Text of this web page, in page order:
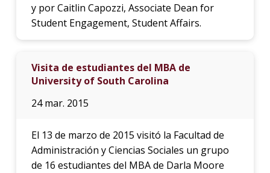
y por Caitlin Capozzi, Associate Dean for
Student Engagement, Student Affairs.
Visita de estudiantes del MBA de
University of South Carolina
24 mar. 2015
El 13 de marzo de 2015 visitó la Facultad de
Administración y Ciencias Sociales un grupo
de 16 estudiantes del MBA de Darla Moore